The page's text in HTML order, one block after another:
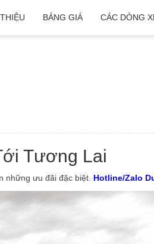
BẢNG GIÁ CÁC DÒNG
Tương Lai
những ưu đãi đặc biệt. Hotline/Zalo